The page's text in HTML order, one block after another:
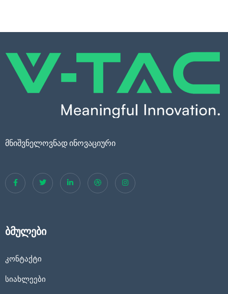
მნიშვნელოვნად ინოვაციური
ბმულები
კონტაქტი
სიახლეები